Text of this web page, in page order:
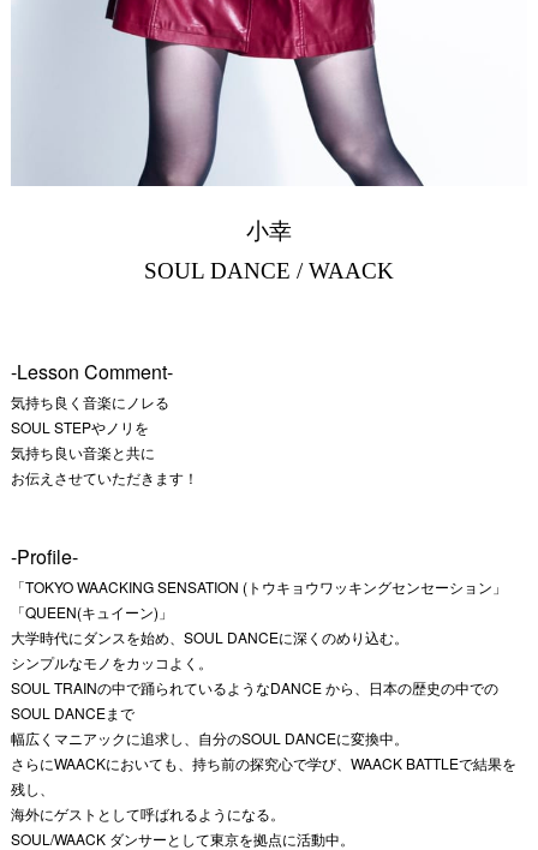
小幸
SOUL DANCE / WAACK
-Lesson Comment-
気持ち良く音楽にノレる
SOUL STEPやノリを
気持ち良い音楽と共に
お伝えさせていただきます！
-Profile-
「TOKYO WAACKING SENSATION (トウキョウワッキングセンセーション」
「QUEEN(キュイーン)」
大学時代にダンスを始め、SOUL DANCEに深くのめり込む。
シンプルなモノをカッコよく。
SOUL TRAINの中で踊られているようなDANCE から、日本の歴史の中での
SOUL DANCEまで
幅広くマニアックに追求し、自分のSOUL DANCEに変換中。
さらにWAACKにおいても、持ち前の探究心で学び、WAACK BATTLEで結果を
残し、
海外にゲストとして呼ばれるようになる。
SOUL/WAACK ダンサーとして東京を拠点に活動中。